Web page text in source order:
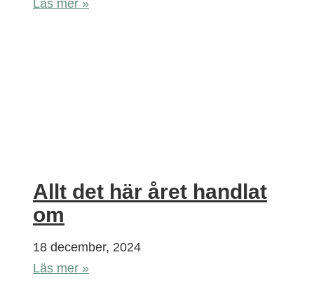
Läs mer »
Allt det här året handlat
om
18 december, 2024
Läs mer »